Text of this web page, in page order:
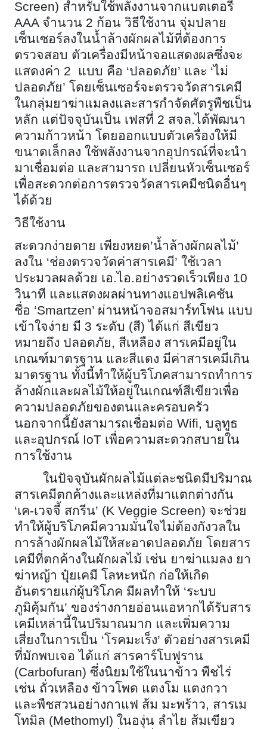
Screen) สำหรับใช้พลังงานจากแบตเตอรี่
AAA จำนวน 2 ก้อน วิธีใช้งาน จุ่มปลาย
เซ็นเซอร์ลงในน้ำล้างผักผลไม้ที่ต้องการ
ตรวจสอบ ตัวเครื่องมีหน้าจอแสดงผลซึ่งจะ
แสดงค่า 2 แบบ คือ ‘ปลอดภัย’ และ ‘ไม่
ปลอดภัย’ โดยเซ็นเซอร์จะตรวจวัดสารเคมี
ในกลุ่มยาฆ่าแมลงและสารกำจัดศัตรูพืชเป็น
หลัก แต่ปัจจุบันเป็น เฟสที่ 2 สจล.ได้พัฒนา
ความก้าวหน้า โดยออกแบบตัวเครื่องให้มี
ขนาดเล็กลง ใช้พลังงานจากอุปกรณ์ที่จะนำ
มาเชื่อมต่อ และสามารถ เปลี่ยนหัวเซ็นเซอร์
เพื่อสะดวกต่อการตรวจวัดสารเคมีชนิดอื่นๆ
ได้ด้วย
วิธีใช้งาน
สะดวกง่ายดาย เพียงหยด’น้ำล้างผักผลไม้’
ลงใน ‘ช่องตรวจวัดค่าสารเคมี’ ใช้เวลา
ประมวลผลด้วย เอ.ไอ.อย่างรวดเร็วเพียง 10
วินาที และแสดงผลผ่านทางแอปพลิเคชัน
ชื่อ ‘Smartzen’ ผ่านหน้าจอสมาร์ทโฟน แบบ
เข้าใจง่าย มี 3 ระดับ (สี) ได้แก่ สีเขียว
หมายถึง ปลอดภัย, สีเหลือง สารเคมีอยู่ใน
เกณฑ์มาตรฐาน และสีแดง มีค่าสารเคมีเกิน
มาตรฐาน ทั้งนี้ทำให้ผู้บริโภคสามารถทำการ
ล้างผักและผลไม้ให้อยู่ในเกณฑ์สีเขียวเพื่อ
ความปลอดภัยของตนและครอบครัว
นอกจากนี้ยังสามารถเชื่อมต่อ Wifi, บลูทูธ
และอุปกรณ์ IoT เพื่อความสะดวกสบายใน
การใช้งาน
ในปัจจุบันผักผลไม้แต่ละชนิดมีปริมาณ
สารเคมีตกค้างและแหล่งที่มาแตกต่างกัน
‘เค-เวจจี้ สกรีน’ (K Veggie Screen) จะช่วย
ทำให้ผู้บริโภคมีความมั่นใจไม่ต้องกังวลใน
การล้างผักผลไม้ให้สะอาดปลอดภัย โดยสาร
เคมีที่ตกค้างในผักผลไม้ เช่น ยาฆ่าแมลง ยา
ฆ่าหญ้า ปุ๋ยเคมี โลหะหนัก ก่อให้เกิด
อันตรายแก่ผู้บริโภค มีผลทำให้ ‘ระบบ
ภูมิคุ้มกัน’ ของร่างกายอ่อนแอหากได้รับสาร
เคมีเหล่านี้ในปริมาณมาก และเพิ่มความ
เสี่ยงในการเป็น ‘โรคมะเร็ง’ ตัวอย่างสารเคมี
ที่มักพบเจอ ได้แก่ สารคาร์โบฟูราน
(Carbofuran) ซึ่งนิยมใช้ในนาข้าว พืชไร่
เช่น ถั่วเหลือง ข้าวโพด แตงโม แตงกวา
และพืชสวนอย่างกาแฟ ส้ม มะพร้าว, สารเม
โทมิล (Methomyl) ในองุ่น ลำไย ส้มเขียว